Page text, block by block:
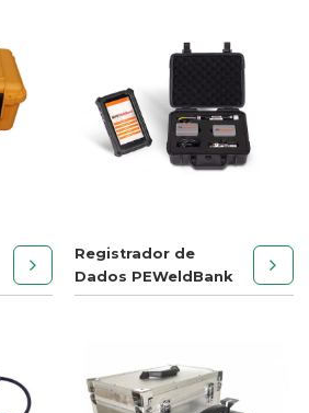
Registrador de
Dados PEWeldBank